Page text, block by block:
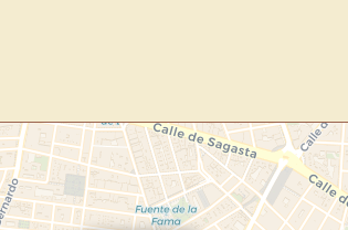
Crear cuenta y abrir mi Panel